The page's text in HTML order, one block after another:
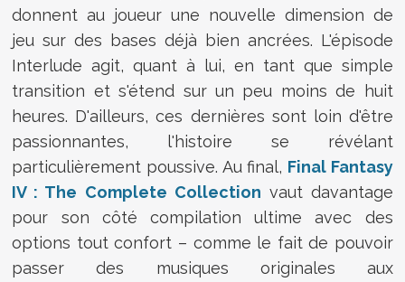
donnent au joueur une nouvelle dimension de
jeu sur des bases déjà bien ancrées. L'épisode
Interlude agit, quant à lui, en tant que simple
transition et s'étend sur un peu moins de huit
heures. D'ailleurs, ces dernières sont loin d'être
passionnantes, l'histoire se révélant
particulièrement poussive. Au final, Final Fantasy
IV : The Complete Collection vaut davantage
pour son côté compilation ultime avec des
options tout confort – comme le fait de pouvoir
passer des musiques originales aux